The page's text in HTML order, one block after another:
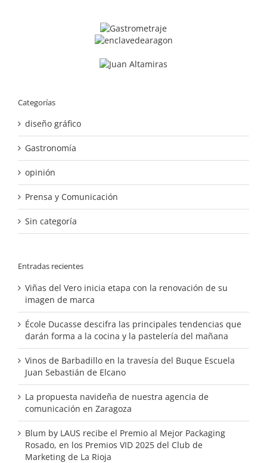
Categorías
diseño gráfico
Gastronomía
opinión
Prensa y Comunicación
Sin categoría
Entradas recientes
Viñas del Vero inicia etapa con la renovación de su
imagen de marca
École Ducasse descifra las principales tendencias que
darán forma a la cocina y la pastelería del mañana
Vinos de Barbadillo en la travesía del Buque Escuela
Juan Sebastián de Elcano
La propuesta navideña de nuestra agencia de
comunicación en Zaragoza
Blum by LAUS recibe el Premio al Mejor Packaging
Rosado, en los Premios VID 2025 del Club de
Marketing de La Rioja